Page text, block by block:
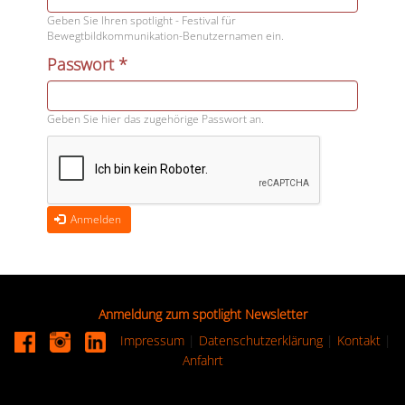
Geben Sie Ihren spotlight - Festival für
Bewegtbildkommunikation-Benutzernamen ein.
Passwort *
Geben Sie hier das zugehörige Passwort an.
Anmelden
Anmeldung zum spotlight Newsletter
Impressum| Datenschutzerklärung| Kontakt|
Anfahrt